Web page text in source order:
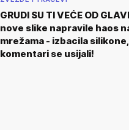
GRUDI SU TI VEĆE OD
nove slike napravile haos
mrežama - izbacila silikone,
komentari se usijali!